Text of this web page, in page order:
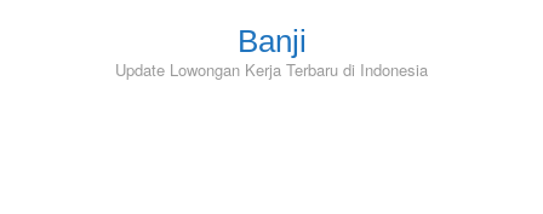
Banji
Update Lowongan Kerja Terbaru di Indonesia